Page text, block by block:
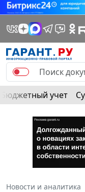
Бюджетный учет
Новости и аналитика